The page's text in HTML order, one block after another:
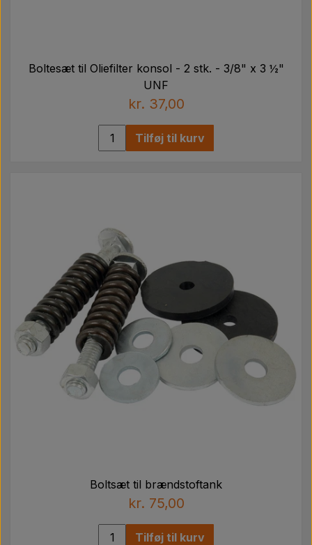
Boltesæt til Oliefilter konsol - 2 stk. - 3/8" x 3 ½"
UNF
kr. 37,00
Tilføj til kurv
Boltsæt til brændstoftank
kr. 75,00
Tilføj til kurv